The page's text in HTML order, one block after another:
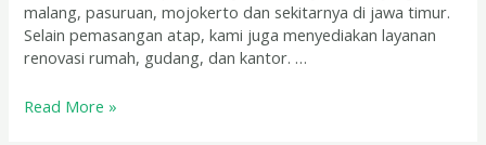
malang, pasuruan, mojokerto dan sekitarnya di jawa timur.
Selain pemasangan atap, kami juga menyediakan layanan
renovasi rumah, gudang, dan kantor. …
Read More »